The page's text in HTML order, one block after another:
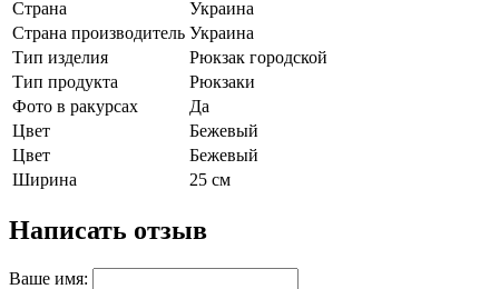
Страна
Украина
Страна производитель Украина
Тип изделия
Рюкзак городской
Тип продукта
Рюкзаки
Фото в ракурсах
Да
Цвет
Бежевый
Цвет
Бежевый
Ширина
25 см
Написать отзыв
Ваше имя: